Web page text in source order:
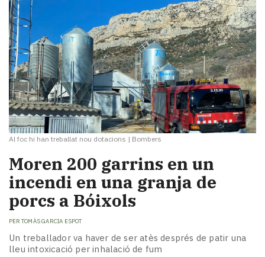
Al foc hi han treballat nou dotacions | Bombers
Moren 200 garrins en un
incendi en una granja de
porcs a Bóixols
PER TOMÀS GARCIA ESPOT
Un treballador va haver de ser atès després de patir una
lleu intoxicació per inhalació de fum